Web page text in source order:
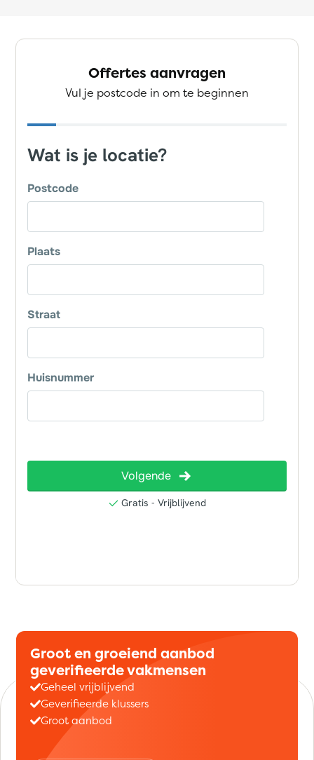
Offertes aanvragen
Vul je postcode in om te beginnen
Groot en groeiend aanbod
geverifieerde vakmensen
Geheel vrijblijvend
Geverifieerde klussers
Groot aanbod